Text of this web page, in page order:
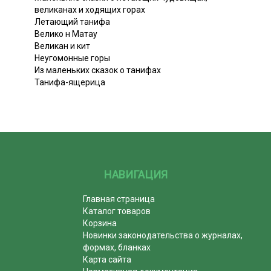
великанах и ходящих горах
Летающий танифа
Велико н Матау
Великан и кит
Неугомонные горы
Из маленьких сказок о танифах
Танифа-ящерица
НАВИГАЦИЯ
Главная страница
Каталог товаров
Корзина
Новинки законодательства о журналах,
формах, бланках
Карта сайта